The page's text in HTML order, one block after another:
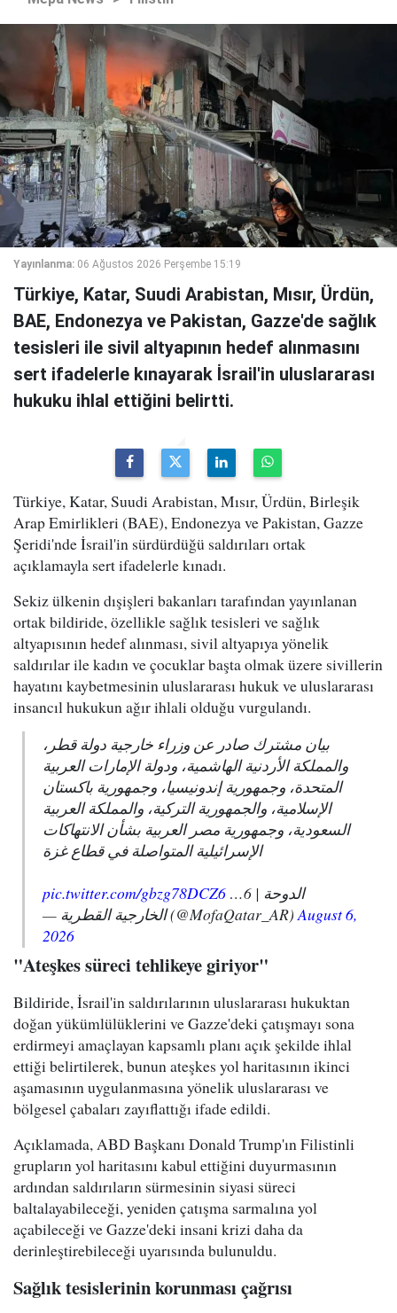
Yayınlanma: 06 Ağustos 2026 Perşembe 15:19
Türkiye, Katar, Suudi Arabistan, Mısır, Ürdün,
BAE, Endonezya ve Pakistan, Gazze'de sağlık
tesisleri ile sivil altyapının hedef alınmasını
sert ifadelerle kınayarak İsrail'in uluslararası
hukuku ihlal ettiğini belirtti.
Türkiye, Katar, Suudi Arabistan, Mısır, Ürdün, Birleşik
Arap Emirlikleri (BAE), Endonezya ve Pakistan, Gazze
Şeridi'nde İsrail'in sürdürdüğü saldırıları ortak
açıklamayla sert ifadelerle kınadı.
Sekiz ülkenin dışişleri bakanları tarafından yayınlanan
ortak bildiride, özellikle sağlık tesisleri ve sağlık
altyapısının hedef alınması, sivil altyapıya yönelik
saldırılar ile kadın ve çocuklar başta olmak üzere sivillerin
hayatını kaybetmesinin uluslararası hukuk ve uluslararası
insancıl hukukun ağır ihlali olduğu vurgulandı.
بيان مشترك صادر عن وزراء خارجية دولة قطر،
والمملكة الأردنية الهاشمية، ودولة الإمارات العربية
المتحدة، وجمهورية إندونيسيا، وجمهورية باكستان
الإسلامية، والجمهورية التركية، والمملكة العربية
السعودية، وجمهورية مصر العربية بشأن الانتهاكات
الإسرائيلية المتواصلة في قطاع غزة
الدوحة | 6…
pic.twitter.com/gbzg78DCZ6
— الخارجية القطرية (@MofaQatar_AR)August 6,
2026
"Ateşkes süreci tehlikeye giriyor"
Bildiride, İsrail'in saldırılarının uluslararası hukuktan
doğan yükümlülüklerini ve Gazze'deki çatışmayı sona
erdirmeyi amaçlayan kapsamlı planı açık şekilde ihlal
ettiği belirtilerek, bunun ateşkes yol haritasının ikinci
aşamasının uygulanmasına yönelik uluslararası ve
bölgesel çabaları zayıflattığı ifade edildi.
Açıklamada, ABD Başkanı Donald Trump'ın Filistinli
grupların yol haritasını kabul ettiğini duyurmasının
ardından saldırıların sürmesinin siyasi süreci
baltalayabileceği, yeniden çatışma sarmalına yol
açabileceği ve Gazze'deki insani krizi daha da
derinleştirebileceği uyarısında bulunuldu.
Sağlık tesislerinin korunması çağrısı